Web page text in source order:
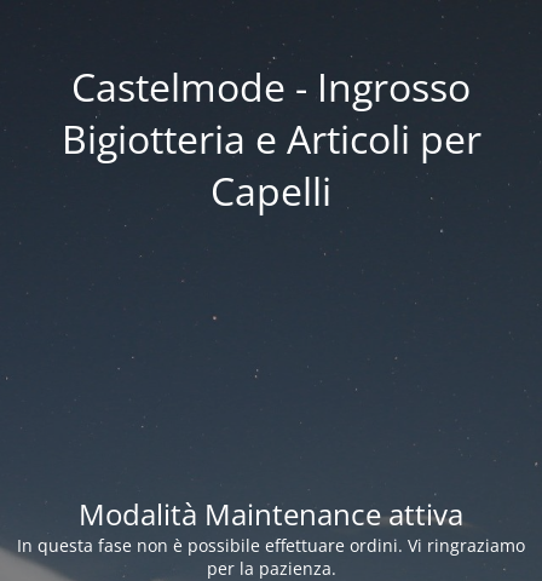
Castelmode - Ingrosso
Bigiotteria e Articoli per
Capelli
Modalità Maintenance attiva
In questa fase non è possibile effettuare ordini. Vi ringraziamo
per la pazienza.